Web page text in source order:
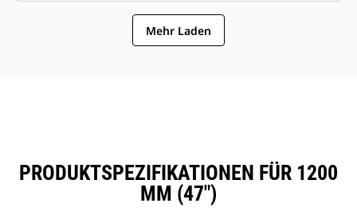
Mehr Laden
PRODUKTSPEZIFIKATIONEN FÜR 1200
MM (47″)